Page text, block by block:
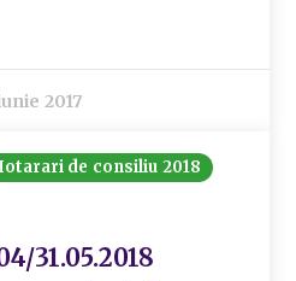
2017
de consiliu 2018
31.05.2018